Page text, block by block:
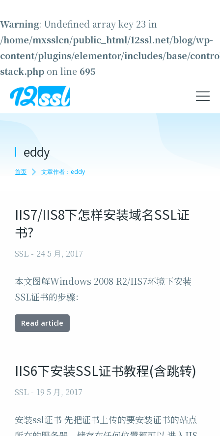
Warning: Undefined array key 23 in
/home/mxsslcn/public_html/12ssl.net/blog/wp-
content/plugins/elementor/includes/base/
stack.php on line 695
eddy
您在这里：
首页 文章作者：eddy
IIS7/IIS8下怎样安装域名SSL证
书?
SSL 24 5 月, 2017
本文图解Windows 2008 R2/IIS7环境下安装
SSL证书的步骤：
Read article
IIS6下安装SSL证书教程(含跳转)
SSL 19 5 月, 2017
安装ssl证书 先把证书上传的要安装证书的站点